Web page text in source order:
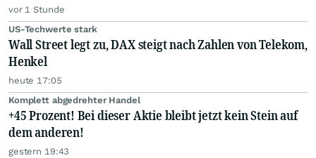
vor 1 Stunde
US-Techwerte stark
Wall Street legt zu, DAX steigt nach Zahlen von Telekom,
Henkel
heute 17:05
Komplett abgedrehter Handel
+45 Prozent! Bei dieser Aktie bleibt jetzt kein Stein auf
dem anderen!
gestern 19:43